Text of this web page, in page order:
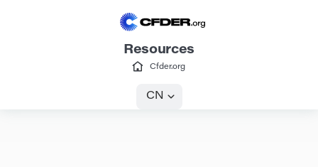
Resources
Cfder.org
CN